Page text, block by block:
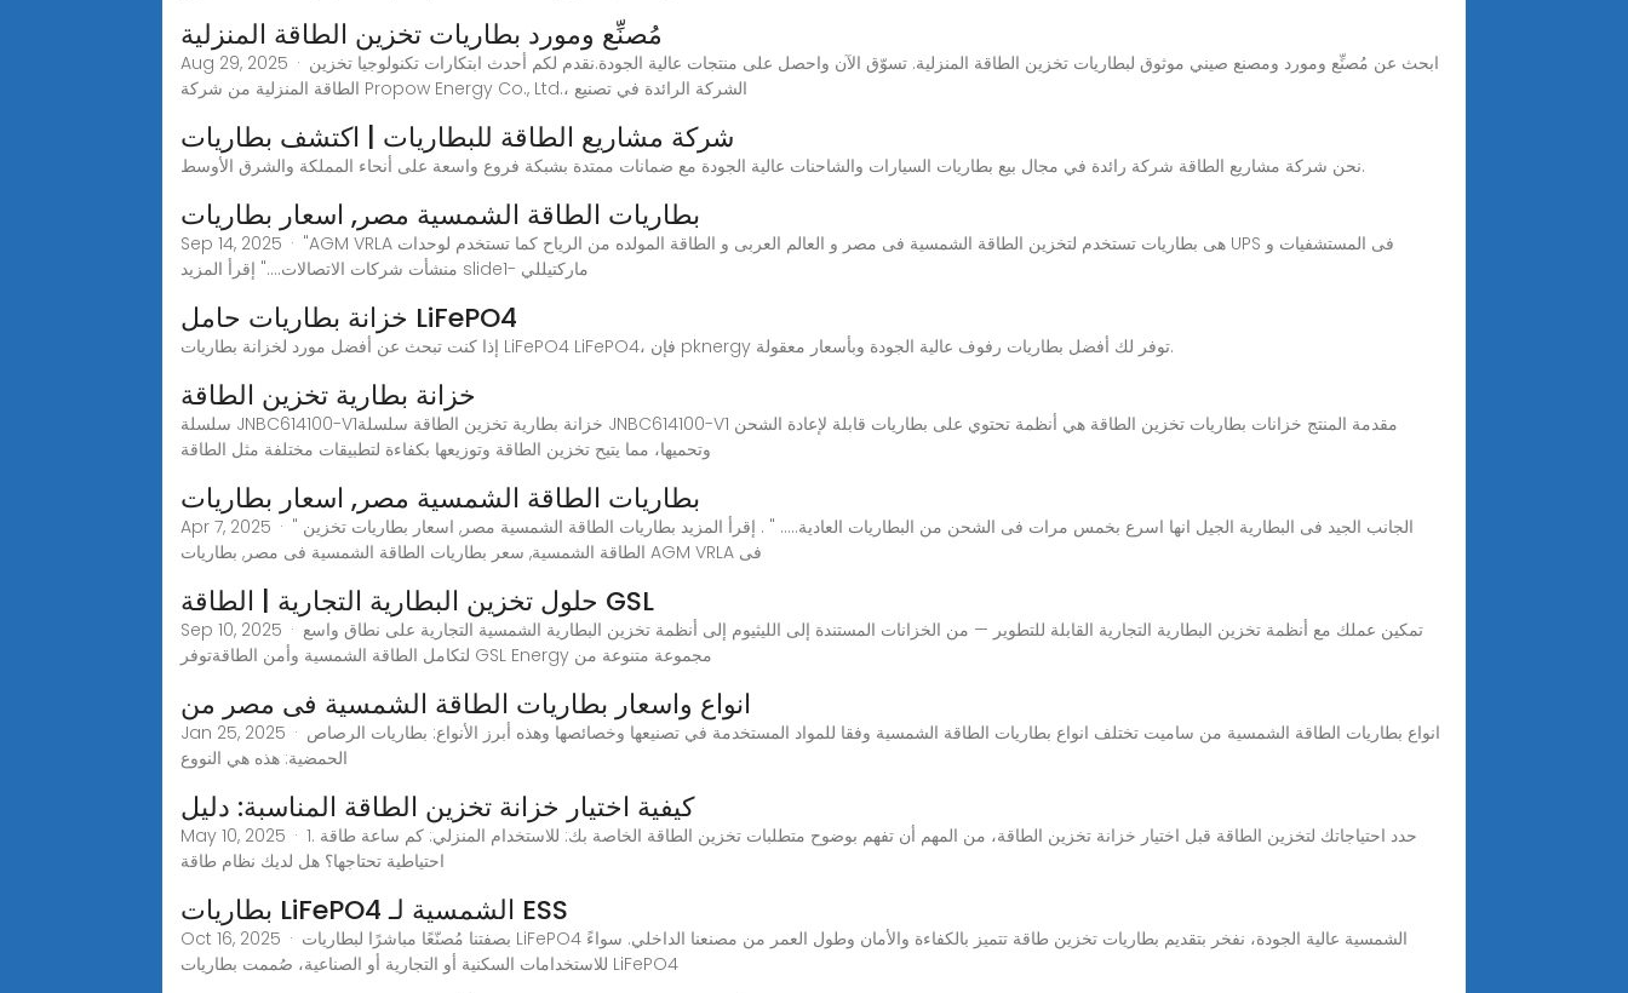
مُصنِّع ومورد بطاريات تخزين الطاقة المنزلية
Aug 29, 2025 · ابحث عن مُصنِّع ومورد ومصنع صيني موثوق لبطاريات تخزين الطاقة المنزلية. تسوّق الآن واحصل على منتجات عالية الجودة.نقدم لكم أحدث ابتكارات تكنولوجيا تخزين
الطاقة المنزلية من شركة Propow Energy Co., Ltd.، الشركة الرائدة في تصنيع
شركة مشاريع الطاقة للبطاريات | اكتشف بطاريات
نحن شركة مشاريع الطاقة شركة رائدة في مجال بيع بطاريات السيارات والشاحنات عالية الجودة مع ضمانات ممتدة بشبكة فروع واسعة على أنحاء المملكة والشرق الأوسط.
بطاريات الطاقة الشمسية مصر, اسعار بطاريات
Sep 14, 2025 · "AGM VRLA هى بطاريات تستخدم لتخزين الطاقة الشمسية فى مصر و العالم العربى و الطاقة المولده من الرياح كما تستخدم لوحدات UPS فى المستشفيات و
منشأت شركات الاتصالات...." إقرأ المزيد slide1- ماركتيللي
خزانة بطاريات حامل LiFePO4
إذا كنت تبحث عن أفضل مورد لخزانة بطاريات LiFePO4 LiFePO4، فإن pknergy توفر لك أفضل بطاريات رفوف عالية الجودة وبأسعار معقولة.
خزانة بطارية تخزين الطاقة
سلسلة JNBC614100-V1خزانة بطارية تخزين الطاقة سلسلة JNBC614100-V1 مقدمة المنتج خزانات بطاريات تخزين الطاقة هي أنظمة تحتوي على بطاريات قابلة لإعادة الشحن
وتحميها، مما يتيح تخزين الطاقة وتوزيعها بكفاءة لتطبيقات مختلفة مثل الطاقة
بطاريات الطاقة الشمسية مصر, اسعار بطاريات
Apr 7, 2025 · " الجانب الجيد فى البطارية الجيل انها اسرع بخمس مرات فى الشحن من البطاريات العادية..... " . إقرأ المزيد بطاريات الطاقة الشمسية مصر, اسعار بطاريات تخزين
الطاقة الشمسية, سعر بطاريات الطاقة الشمسية فى مصر, بطاريات AGM VRLA فى
حلول تخزين البطارية التجارية | الطاقة GSL
Sep 10, 2025 · تمكين عملك مع أنظمة تخزين البطارية التجارية القابلة للتطوير — من الخزانات المستندة إلى الليثيوم إلى أنظمة تخزين البطارية الشمسية التجارية على نطاق واسع
لتكامل الطاقة الشمسية وأمن الطاقةتوفر GSL Energy مجموعة متنوعة من
انواع واسعار بطاريات الطاقة الشمسية فى مصر من
Jan 25, 2025 · انواع بطاريات الطاقة الشمسية من ساميت تختلف انواع بطاريات الطاقة الشمسية وفقا للمواد المستخدمة في تصنيعها وخصائصها وهذه أبرز الأنواع: بطاريات الرصاص
الحمضية: هذه هي النووع
كيفية اختيار خزانة تخزين الطاقة المناسبة: دليل
May 10, 2025 · 1. حدد احتياجاتك لتخزين الطاقة قبل اختيار خزانة تخزين الطاقة، من المهم أن تفهم بوضوح متطلبات تخزين الطاقة الخاصة بك: للاستخدام المنزلي: كم ساعة طاقة
احتياطية تحتاجها؟ هل لديك نظام طاقة
بطاريات LiFePO4 الشمسية لـ ESS
Oct 16, 2025 · بصفتنا مُصنّعًا مباشرًا لبطاريات LiFePO4 الشمسية عالية الجودة، نفخر بتقديم بطاريات تخزين طاقة تتميز بالكفاءة والأمان وطول العمر من مصنعنا الداخلي. سواءً
للاستخدامات السكنية أو التجارية أو الصناعية، صُممت بطاريات LiFePO4